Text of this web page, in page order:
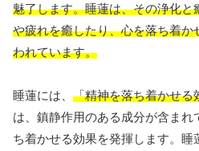
魅了します。睡蓮は、その浄化と
や疲れを癒したり、心を落ち着か
われています。
睡蓮には、 「精神を落ち着かせる
は、鎮静作用のある成分が含まれ
ち着かせる効果を発揮します。